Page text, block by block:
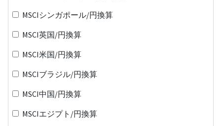
MSCIシンガポール/円換算
MSCI英国/円換算
MSCI米国/円換算
MSCIブラジル/円換算
MSCI中国/円換算
MSCIエジプト/円換算